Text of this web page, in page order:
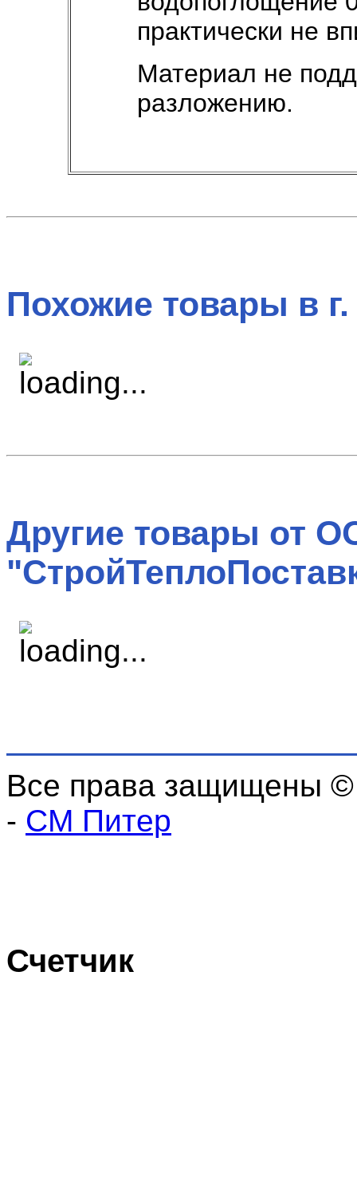
практически не
Материал не
разложению.
Похожие товары в
Другие товары от
Все права защищены
- СМ Питер
Счетчик